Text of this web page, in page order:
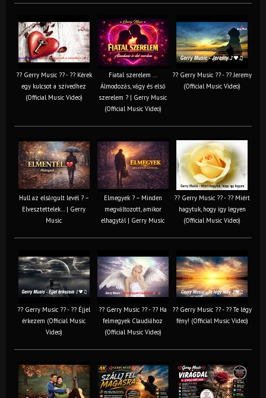
?? Gerry Music ?? - ?? Kérek
egy kulcsot a szívedhez
(Official Music Video)
Fiatal szerelem ...
Álmodozás, vágy és első
szerelem ? | Gerry Music
(Official Music Video)
?? Gerry Music ?? - ?? Jeremy
(Official Music Video)
Hull az elsárgult levél ? –
Elvesztettelek… | Gerry
Music
Elmegyek ? – Minden
megváltozott, amikor
elhagytál | Gerry Music
?? Gerry Music ?? - ?? Miért
hagytuk, hogy így legyen
(Official Music Video)
?? Gerry Music ?? - ?? Éjjel
érkezem (Official Music
Video)
?? Gerry Music ?? - ?? Ha
felmegyek Claudiához
(Official Music Video)
?? Gerry Music ?? - ?? Te légy
fény! (Official Music Video)